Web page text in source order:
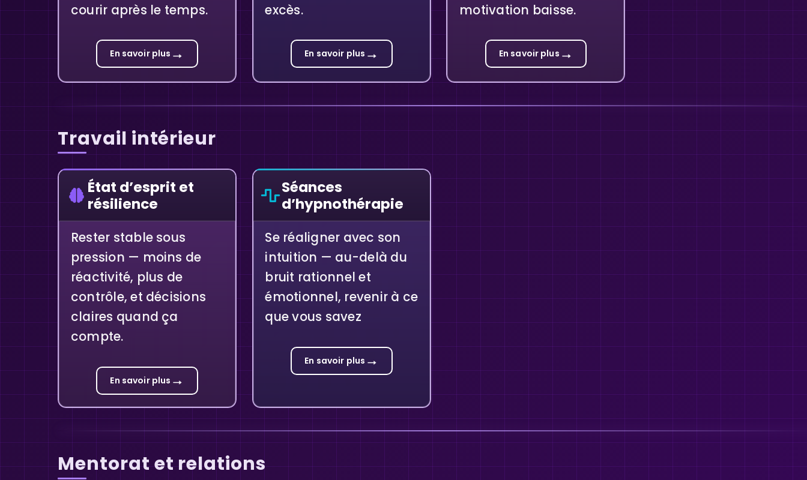
courir après le temps.
En savoir plus →
excès.
En savoir plus →
motivation baisse.
En savoir plus →
Travail intérieur
État d’esprit et
résilience
Rester stable sous
pression — moins de
réactivité, plus de
contrôle, et décisions
claires quand ça
compte.
En savoir plus →
Séances
d’hypnothérapie
Se réaligner avec son
intuition — au-delà du
bruit rationnel et
émotionnel, revenir à ce
que vous savez
En savoir plus →
Mentorat et relations